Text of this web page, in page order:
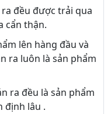
ra đều được trải qua
cẩn thận.
lên hàng đầu và
ra luôn là sản phẩm
ra đều là sản phẩm
định lâu .